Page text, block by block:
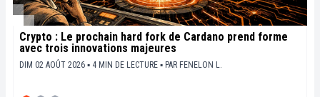
Crypto : Le prochain hard fork de Cardano prend forme
avec trois innovations majeures
DIM 02 AOÛT 2026 ▪ 4 MIN DE LECTURE ▪ PAR FENELON L.